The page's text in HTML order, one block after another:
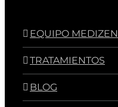
EQUIPO MEDIZEN
TRATAMIENTOS
BLOG